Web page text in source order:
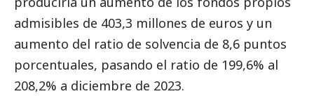
admisibles de 403,3 millones de euros y un
aumento del ratio de solvencia de 8,6 puntos
porcentuales, pasando el ratio de 199,6% al
208,2% a diciembre de 2023.